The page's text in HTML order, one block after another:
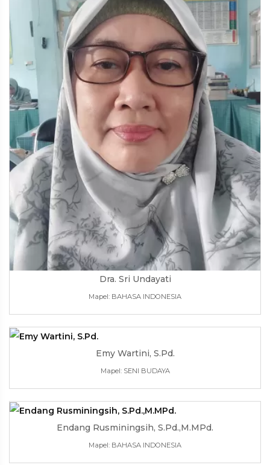
Dra. Sri Undayati
Mapel: BAHASA INDONESIA
Emy Wartini, S.Pd.
Mapel: SENI BUDAYA
Endang Rusminingsih, S.Pd.,M.MPd.
Mapel: BAHASA INDONESIA